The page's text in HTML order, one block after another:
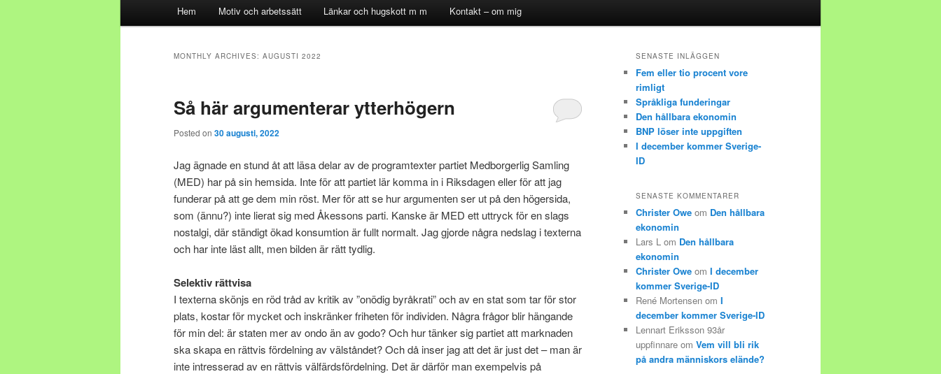
Skip to primary content
Skip to secondary content
Hem Motiv och arbetssätt Länkar och hugskott m m Kontakt – om mig
MONTHLY ARCHIVES: AUGUSTI 2022
Så här argumenterar ytterhögern
Posted on 30 augusti, 2022
Jag ägnade en stund åt att läsa delar av de programtexter partiet Medborgerlig Samling
(MED) har på sin hemsida. Inte för att partiet lär komma in i Riksdagen eller för att jag
funderar på att ge dem min röst. Mer för att se hur argumenten ser ut på den högersida,
som (ännu?) inte lierat sig med Åkessons parti. Kanske är MED ett uttryck för en slags
nostalgi, där ständigt ökad konsumtion är fullt normalt. Jag gjorde några nedslag i texterna
och har inte läst allt, men bilden är rätt tydlig.
Selektiv rättvisa
I texterna skönjs en röd tråd av kritik av ”onödig byråkrati” och av en stat som tar för stor
plats, kostar för mycket och inskränker friheten för individen. Några frågor blir hängande
för min del: är staten mer av ondo än av godo? Och hur tänker sig partiet att marknaden
ska skapa en rättvis fördelning av välståndet? Och då inser jag att det är just det – man är
inte intresserad av en rättvis välfärdsfördelning. Det är därför man exempelvis på
SENASTE INLÄGGEN
Fem eller tio procent vore
rimligt
Språkliga funderingar
Den hållbara ekonomin
BNP löser inte uppgiften
I december kommer Sverige-
ID
SENASTE KOMMENTARER
Christer Owe om Den hållbara
ekonomin
Lars L om Den hållbara
ekonomin
Christer Owe om I december
kommer Sverige-ID
René Mortensen om I
december kommer Sverige-ID
Lennart Eriksson 93år
uppfinnare om Vem vill bli rik
på andra människors elände?